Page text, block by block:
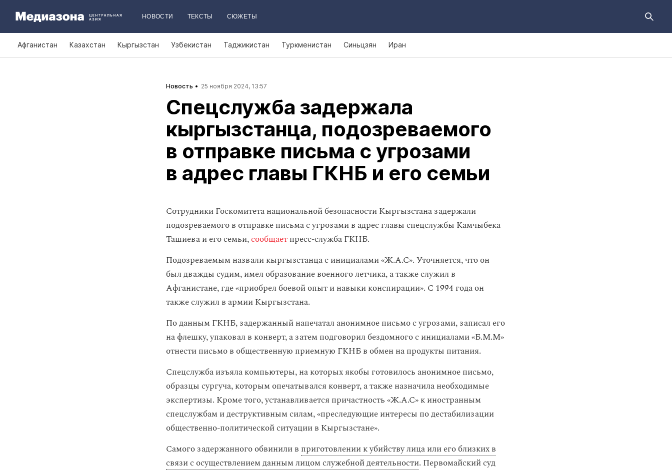
НОВОСТИ ТЕКСТЫ СЮЖЕТЫ
Афганистан Казахстан Кыргызстан Узбекистан Таджикистан Туркменистан Синьцзян Иран
Новость 25 ноября 2024, 13:57
Спецслужба задержала
кыргызстанца, подозреваемого
в отправке письма с угрозами
в адрес главы ГКНБ и его семьи
Сотрудники Госкомитета национальной безопасности Кыргызстана задержали
подозреваемого в отправке письма с угрозами в адрес главы спецслужбы Камчыбека
Ташиева и его семьи,сообщаетпресс-служба ГКНБ.
Подозреваемым назвали кыргызстанца с инициалами «Ж.А.С». Уточняется, что он
был дважды судим, имел образование военного летчика, а также служил в
Афганистане, где «приобрел боевой опыт и навыки конспирации». С 1994 года он
также служил в армии Кыргызстана.
По данным ГКНБ, задержанный напечатал анонимное письмо с угрозами, записал его
на флешку, упаковал в конверт, а затем подговорил бездомного с инициалами «Б.М.М»
отнести письмо в общественную приемную ГКНБ в обмен на продукты питания.
Спецслужба изъяла компьютеры, на которых якобы готовилось анонимное письмо,
образцы сургуча, которым опечатывался конверт, а также назначила необходимые
экспертизы. Кроме того, устанавливается причастность «Ж.А.С» к иностранным
спецслужбам и деструктивным силам, «преследующие интересы по дестабилизации
общественно-политической ситуации в Кыргызстане».
Самого задержанного обвинили в приготовлении к убийству лица или его близких в
связи с осуществлением данным лицом служебной деятельности. Первомайский суд